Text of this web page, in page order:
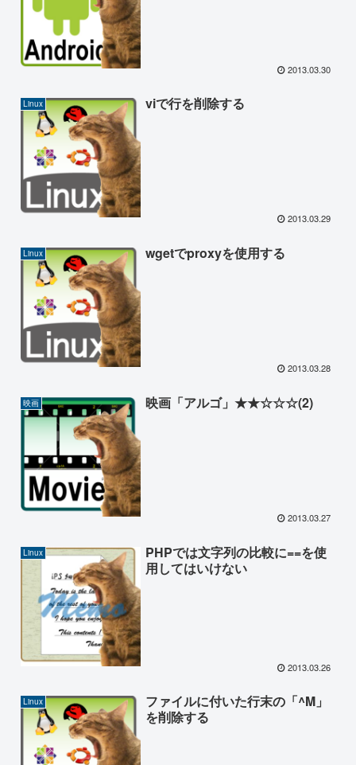
2013.03.30
Linux viで行を削除する
2013.03.29
Linux wgetでproxyを使用する
2013.03.28
映画 映画「アルゴ」★★☆☆☆(2)
2013.03.27
Linux
PHPでは文字列の比較に==を使
用してはいけない
2013.03.26
Linux
ファイルに付いた行末の「^M」
を削除する